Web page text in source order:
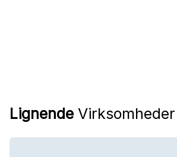
Lignende Virksomheder